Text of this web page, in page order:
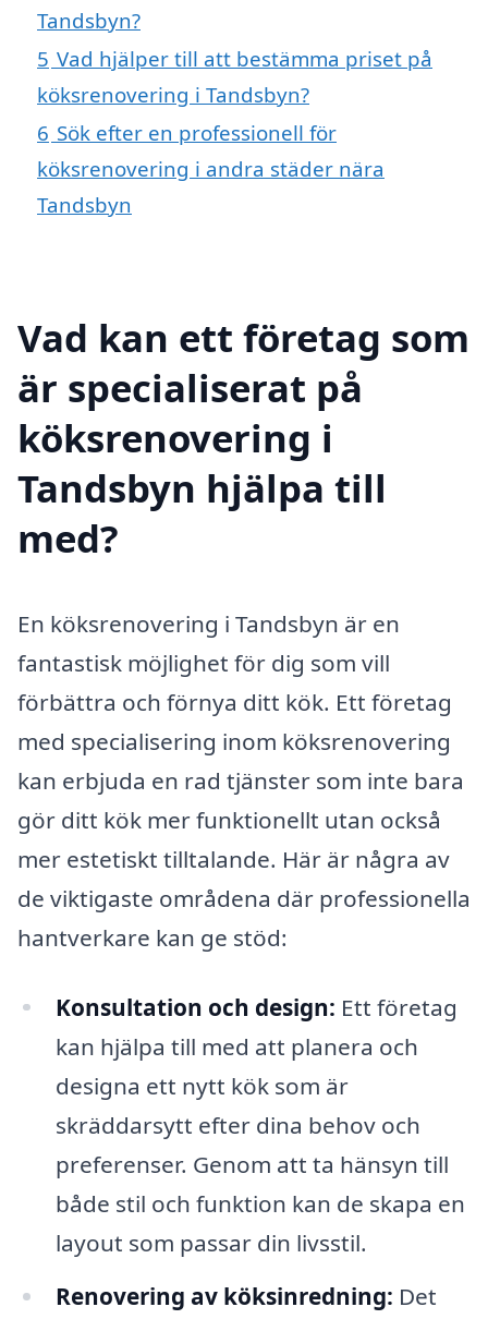
Tandsbyn?
5 Vad hjälper till att bestämma priset på
köksrenovering i Tandsbyn?
6 Sök efter en professionell för
köksrenovering i andra städer nära
Tandsbyn
Vad kan ett företag som
är specialiserat på
köksrenovering i
Tandsbyn hjälpa till
med?
En köksrenovering i Tandsbyn är en
fantastisk möjlighet för dig som vill
förbättra och förnya ditt kök. Ett företag
med specialisering inom köksrenovering
kan erbjuda en rad tjänster som inte bara
gör ditt kök mer funktionellt utan också
mer estetiskt tilltalande. Här är några av
de viktigaste områdena där professionella
hantverkare kan ge stöd:
Konsultation och design: Ett företag
kan hjälpa till med att planera och
designa ett nytt kök som är
skräddarsytt efter dina behov och
preferenser. Genom att ta hänsyn till
både stil och funktion kan de skapa en
layout som passar din livsstil.
Renovering av köksinredning: Det